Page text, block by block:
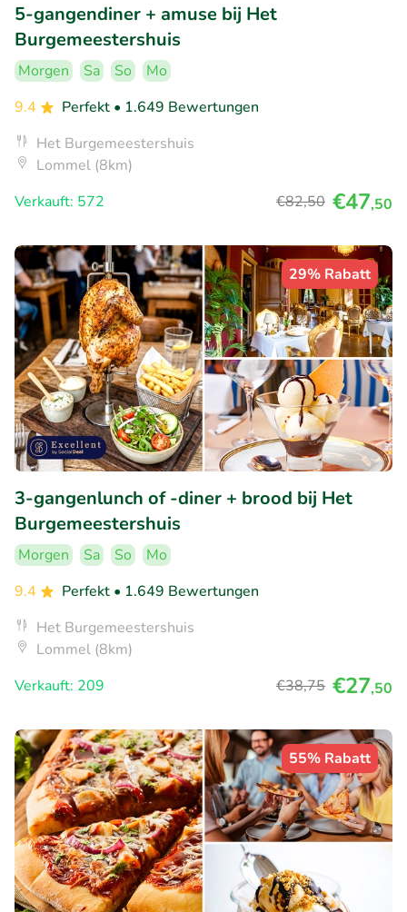
5-gangendiner + amuse bij Het
Burgemeestershuis
Morgen Sa So
Mo
9.4
Perfekt • 1.649 Bewertungen
Het Burgemeestershuis
Lommel (8km)
Verkauft: 572
€82,50 €47,50
29% Rabatt
3-gangenlunch of -diner + brood bij Het
Burgemeestershuis
Morgen Sa So
Mo
9.4
Perfekt • 1.649 Bewertungen
Het Burgemeestershuis
Lommel (8km)
Verkauft: 209
€38,75 €27,50
55% Rabatt